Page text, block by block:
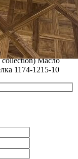
НА ПАРКЕТЕ.
ВОСКОМ
(90°) Дуб Шамбор
collection) Масло
1174-1215-10